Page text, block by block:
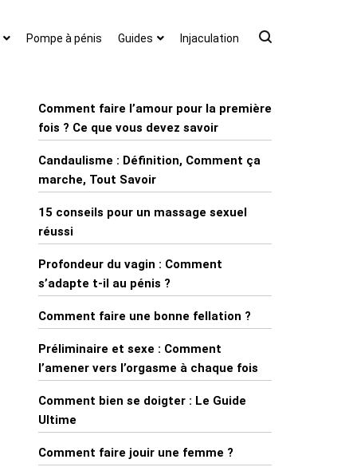
Pompe à pénis Guides Injaculation
Comment faire l’amour pour la première
fois ? Ce que vous devez savoir
Candaulisme : Définition, Comment ça
marche, Tout Savoir
15 conseils pour un massage sexuel
réussi
Profondeur du vagin : Comment
s’adapte t-il au pénis ?
Comment faire une bonne fellation ?
Préliminaire et sexe : Comment
l’amener vers l’orgasme à chaque fois
Comment bien se doigter : Le Guide
Ultime
Comment faire jouir une femme ?